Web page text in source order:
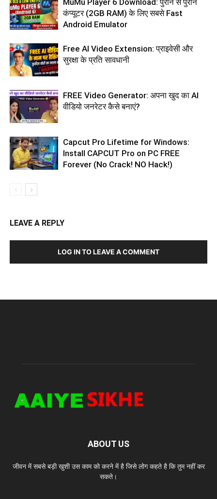
कंप्यूटर (2GB RAM) के लिए सबसे Fast
Android Emulator
Free AI Video Extension: प्राइवेसी और
सुरक्षा के प्रति सावधानी
FREE Video Generator: अपना खुद का AI
वीडियो जनरेटर कैसे बनाएं?
Capcut Pro Lifetime for Windows:
Install CAPCUT Pro on PC FREE
Forever (No Crack! NO Hack!)
LEAVE A REPLY
LOG IN TO LEAVE A COMMENT
ABOUT US
जीवन में सबसे बड़ी खुशी उस काम को करने में है जिसे लोग कहते है कि तुम नहीं कर
सकते।